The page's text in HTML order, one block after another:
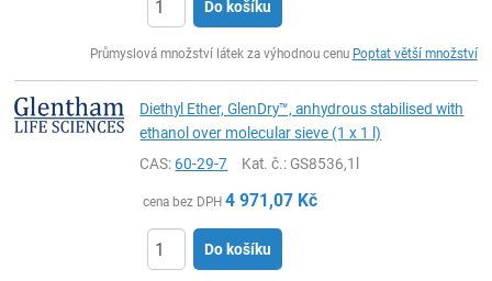
Do košíku
Průmyslová množství látek za výhodnou cenu Poptat větší množství
Diethyl Ether, GlenDry™, anhydrous stabilised with
ethanol over molecular sieve (1 x 1 l)
CAS:60-29-7 Kat. č.: GS8536,1l
cena bez DPH 4 971,07 Kč
Do košíku